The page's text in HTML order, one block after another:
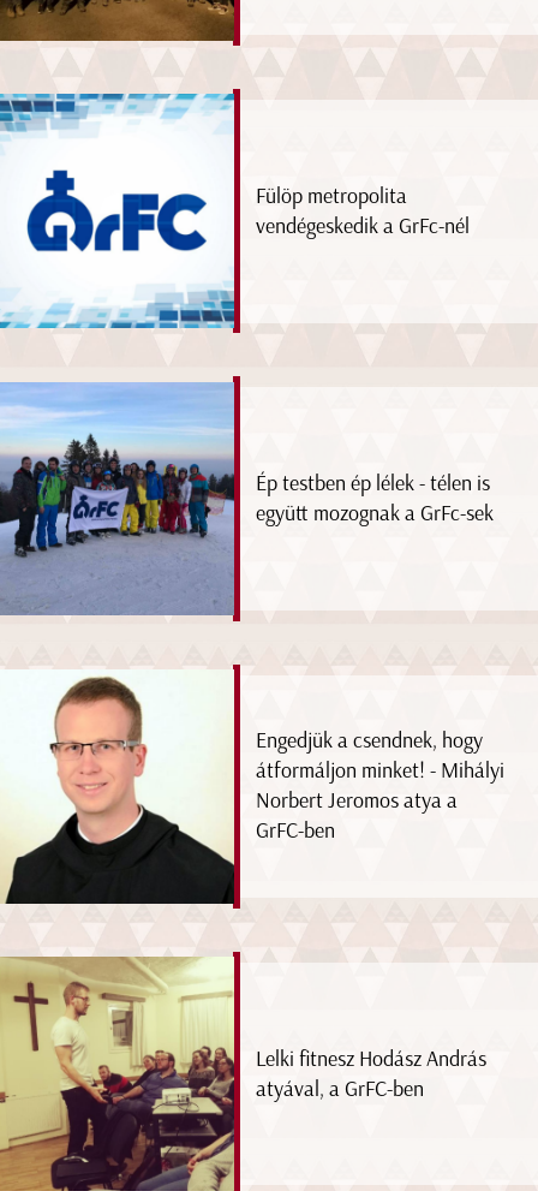
Fülöp metropolita
vendégeskedik a GrFc-nél
Ép testben ép lélek - télen is
együtt mozognak a GrFc-sek
Engedjük a csendnek, hogy
átformáljon minket! - Mihályi
Norbert Jeromos atya a
GrFC-ben
Lelki fitnesz Hodász András
atyával, a GrFC-ben